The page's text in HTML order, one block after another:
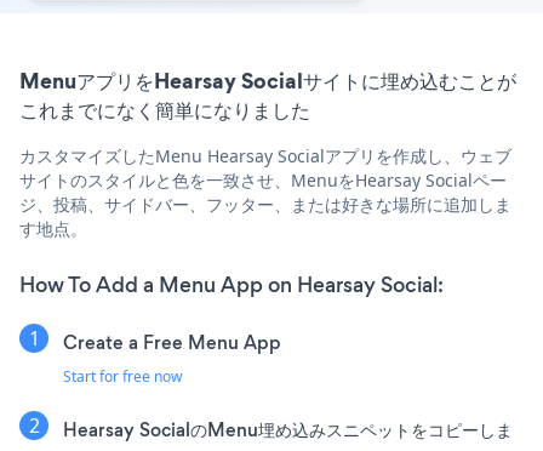
MenuアプリをHearsay Socialサイトに埋め込むことが
これまでになく簡単になりました
カスタマイズしたMenu Hearsay Socialアプリを作成し、ウェブ
サイトのスタイルと色を一致させ、MenuをHearsay Socialペー
ジ、投稿、サイドバー、フッター、または好きな場所に追加しま
す地点。
How To Add a Menu App on Hearsay Social:
Create a Free Menu App
Start for free now
Hearsay SocialのMenu埋め込みスニペットをコピーしま